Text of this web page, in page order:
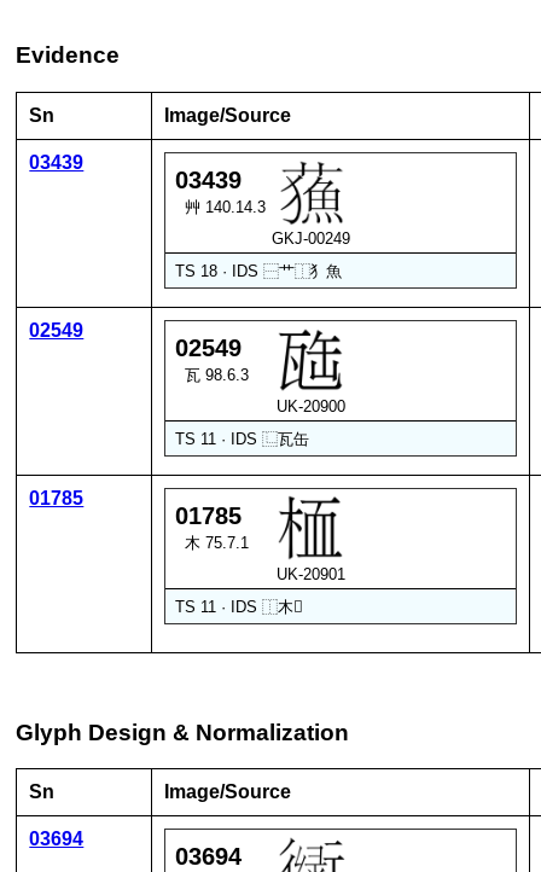
Evidence
Sn Image/Source
03439
03439
艸 140.14.3
GKJ-00249
TS 18 · IDS⿱艹⿰犭魚
02549
02549
瓦 98.6.3
UK-20900
TS 11 · IDS⿺瓦缶
01785
01785
木 75.7.1
UK-20901
TS 11 · IDS⿰木 𮕜
Glyph Design & Normalization
Sn Image/Source
03694
03694